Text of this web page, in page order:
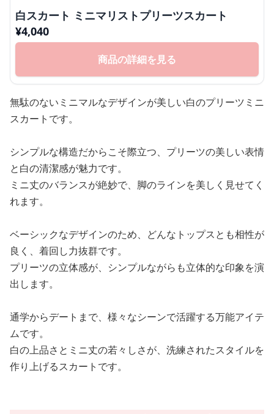
白スカート ミニマリストプリーツスカート
¥4,040
商品の詳細を見る
無駄のないミニマルなデザインが美しい白のプリーツミニ
スカートです。
シンプルな構造だからこそ際立つ、プリーツの美しい表情
と白の清潔感が魅力です。
ミニ丈のバランスが絶妙で、脚のラインを美しく見せてく
れます。
ベーシックなデザインのため、どんなトップスとも相性が
良く、着回し力抜群です。
プリーツの立体感が、シンプルながらも立体的な印象を演
出します。
通学からデートまで、様々なシーンで活躍する万能アイテ
ムです。
白の上品さとミニ丈の若々しさが、洗練されたスタイルを
作り上げるスカートです。